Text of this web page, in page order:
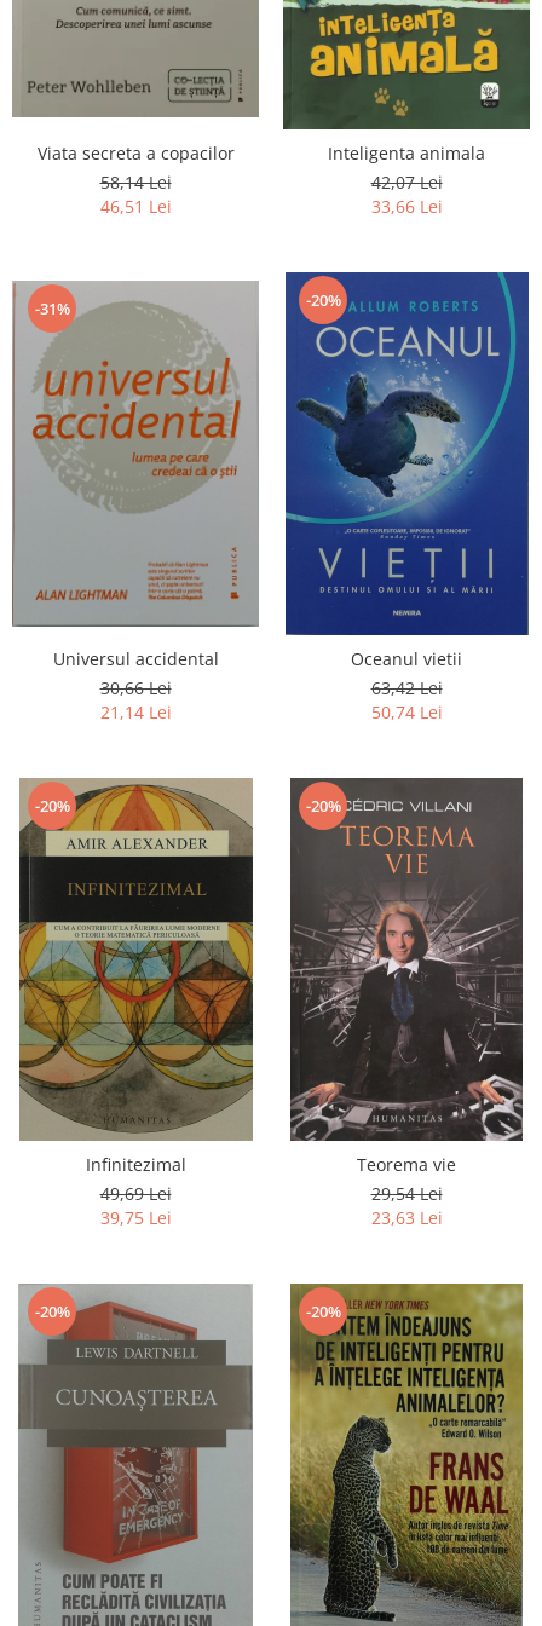
Literatura
Sanatate
Stiinta
Viata secreta a copacilor
58,14 Lei
46,51 Lei
Inteligenta animala
42,07 Lei
33,66 Lei
-31%
Universul accidental
30,66 Lei
21,14 Lei
-20%
Oceanul vietii
63,42 Lei
50,74 Lei
-20%
Infinitezimal
49,69 Lei
39,75 Lei
-20%
Teorema vie
29,54 Lei
23,63 Lei
-20% -20%